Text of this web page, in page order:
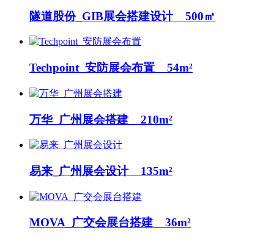
隧道股份_GIB展会搭建设计 500㎡
Techpoint_安防展会布置 54m²
万华_广州展会搭建 210m²
易来_广州展会设计 135m²
MOVA_广交会展台搭建 36m²